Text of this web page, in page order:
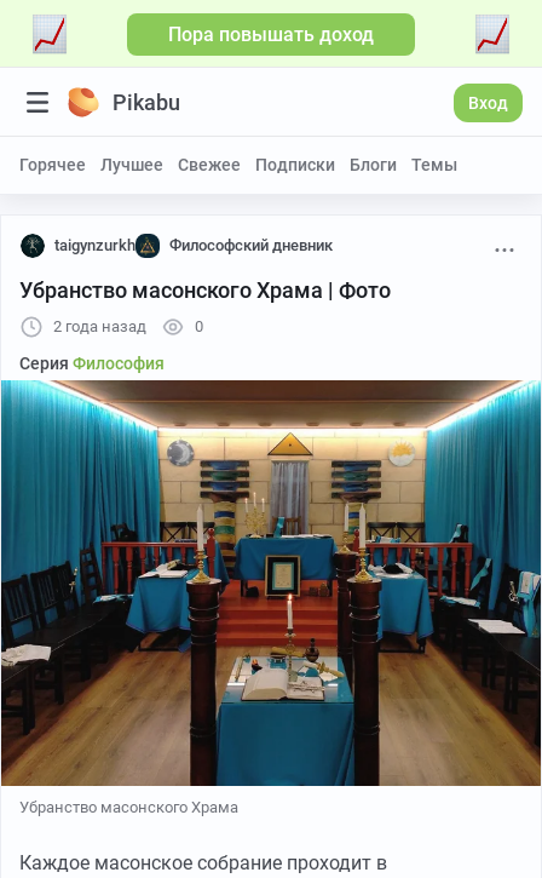
Пора повышать доход
Pikabu Вход
Горячее Лучшее Свежее Подписки Блоги Темы
taigynzurkh Философский дневник
Убранство масонского Храма | Фото
2 года назад 0
Серия Философия
Убранство масонского Храма
Каждое масонское собрание проходит в